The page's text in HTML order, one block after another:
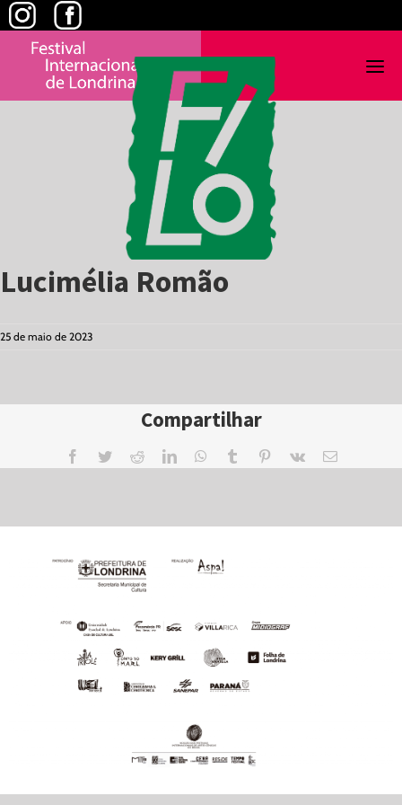
Skip
to
content
Lucimélia Romão
25 de maio de 2023
Compartilhar
Facebook
TwitterRedditLinkedInWhatsApp
Tumblr Pinterest
Vk Email